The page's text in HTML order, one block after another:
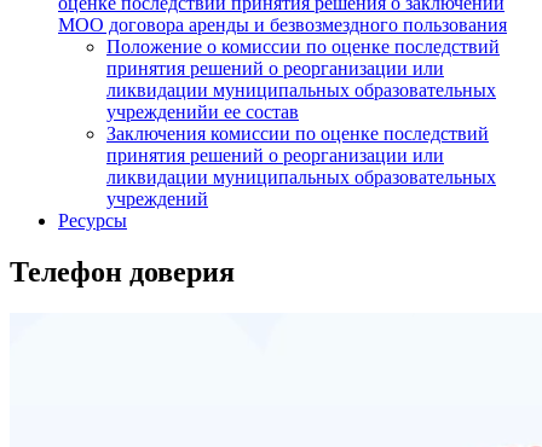
МОО договора аренды и безвозмездного пользования
Положение о комиссии по оценке последствий
принятия решений о реорганизации или
ликвидации муниципальных образовательных
учрежденийи ее состав
Заключения комиссии по оценке последствий
принятия решений о реорганизации или
ликвидации муниципальных образовательных
учреждений
Ресурсы
Телефон доверия